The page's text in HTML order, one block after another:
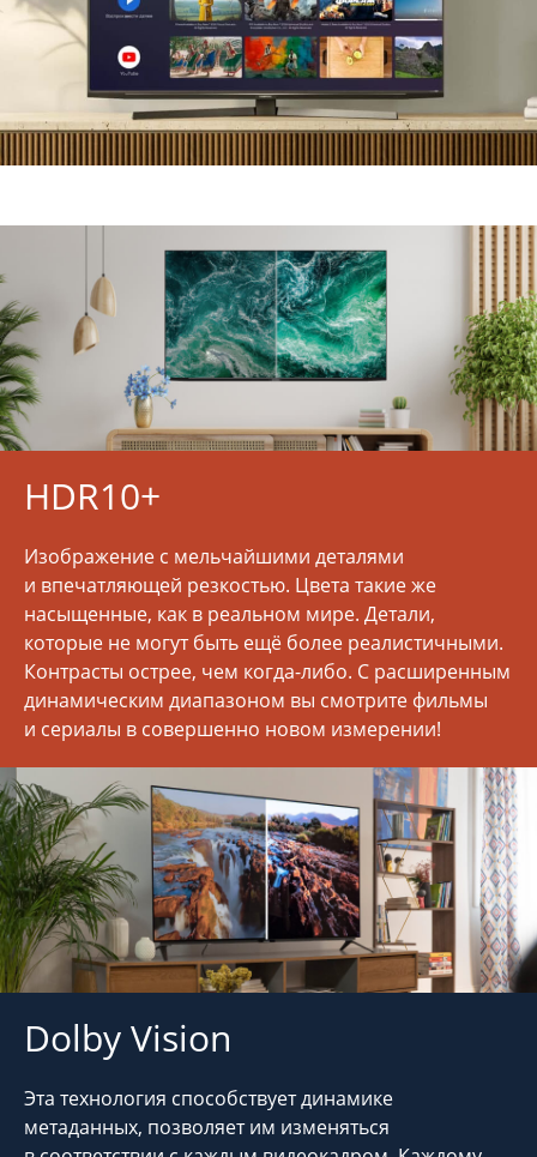
HDR10+
Изображение с мельчайшими деталями
и впечатляющей резкостью. Цвета такие же
насыщенные, как в реальном мире. Детали,
которые не могут быть ещё более реалистичными.
Контрасты острее, чем когда-либо. С расширенным
динамическим диапазоном вы смотрите фильмы
и сериалы в совершенно новом измерении!
Dolby Vision
Эта технология способствует динамике
метаданных, позволяет им изменяться